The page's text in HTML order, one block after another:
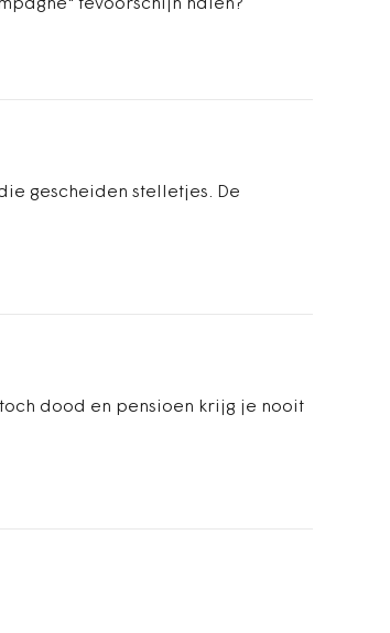
tevoorschijn halen?
gescheiden stelletjes. De
dood en pensioen krijg je nooit